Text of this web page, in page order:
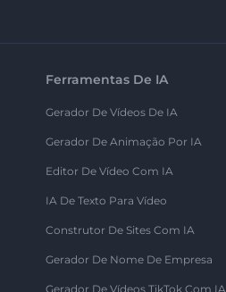
Ferramentas De IA
Gerador De Vídeos De IA
Gerador De Animação Por IA
Editor De Vídeo Com IA
IA De Texto Para Vídeo
Construtor De Sites Com IA
Gerador De Nome De Empresa
Gerador De Vídeos TikTok Com IA